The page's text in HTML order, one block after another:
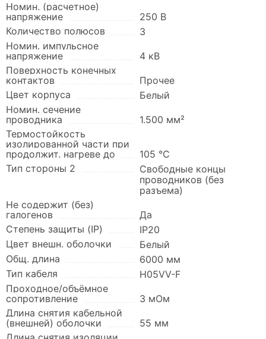
Номин. (расчетное)
напряжение
250 В
Количество полюсов
3
Номин. импульсное
напряжение
4 кВ
Поверхность конечных
контактов
Прочее
Цвет корпуса
Белый
Номин. сечение
проводника
1.500 мм²
Термостойкость
изолированной части при
продолжит. нагреве до
105 °C
Тип стороны 2
Свободные концы
проводников (без
разъема)
Не содержит (без)
галогенов
Да
Степень защиты (IP)
IP20
Цвет внешн. оболочки
Белый
Общ. длина
6000 мм
Тип кабеля
H05VV-F
Проходное/объёмное
сопротивление
3 мОм
Длина снятия кабельной
(внешней) оболочки
55 мм